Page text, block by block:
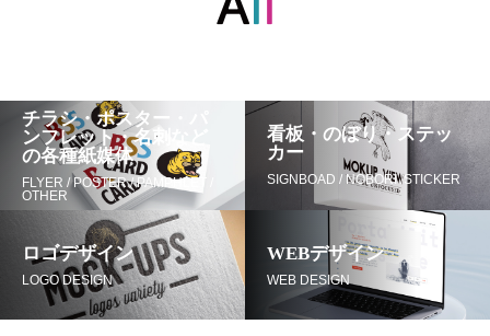
チラシ・ポスター・パ
ンフレット・名刺など
の各種紙媒体
FLYER / POSTER / PAMPHLET /
OTHER
看板・のぼり・ステッ
カー
SIGNBOAD / NOBORI /STICKER
ロゴデザイン
LOGO DESIGN
WEBデザイン
WEB DESIGN